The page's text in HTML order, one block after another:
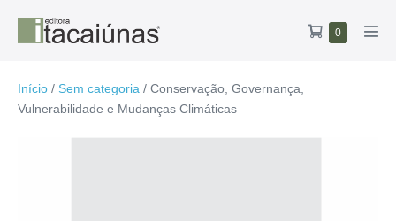
conteúdo
Carrinho
0Itens
Início / Sem categoria / Conservação, Governança,
Vulnerabilidade e Mudanças Climáticas